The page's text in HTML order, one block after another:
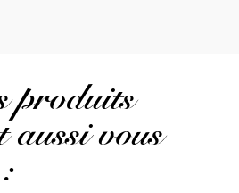
produits
aussi vous